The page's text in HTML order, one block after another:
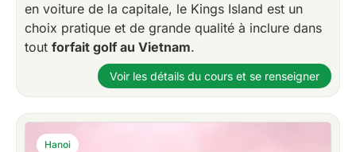
en voiture de la capitale, le Kings Island est un
choix pratique et de grande qualité à inclure dans
tout forfait golf au Vietnam.
Voir les détails du cours et se renseigner
Hanoi